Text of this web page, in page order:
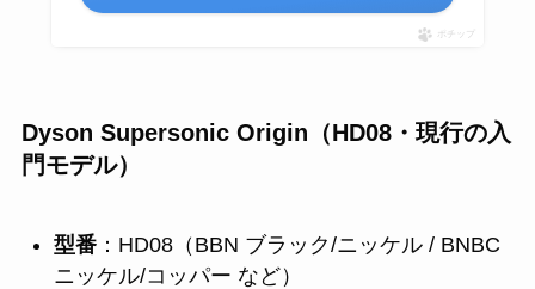
ポチップ
Dyson Supersonic Origin（HD08・現行の入
門モデル）
型番：HD08（BBN ブラック/ニッケル / BNBC
ニッケル/コッパー など）